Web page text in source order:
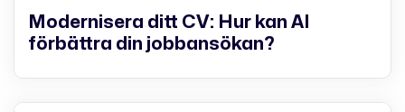
Modernisera ditt CV: Hur kan AI
förbättra din jobbansökan?